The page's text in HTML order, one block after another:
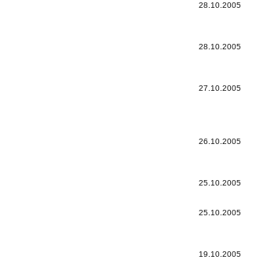
28.10.2005
28.10.2005
27.10.2005
26.10.2005
25.10.2005
25.10.2005
19.10.2005